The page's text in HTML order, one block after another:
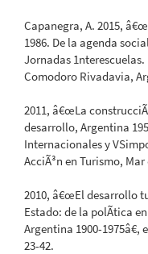
Capanegra, A. 2015,
1986. De la agenda
Jornadas
Comodoro Rivadavia,
2011, â€œLa
desarrollo, Argentina
Internacionales y
AcciÃ³n en Turismo,
2010, â€œEl desarrollo
Estado: de la polÃ­tica
Argentina 1900-
23-42.